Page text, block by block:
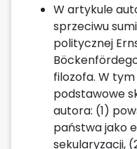
W artykule
sprzeciwu
politycznej
filozofa. W
podstawowe
autora: (1)
państwa jako
sekularyzacji,